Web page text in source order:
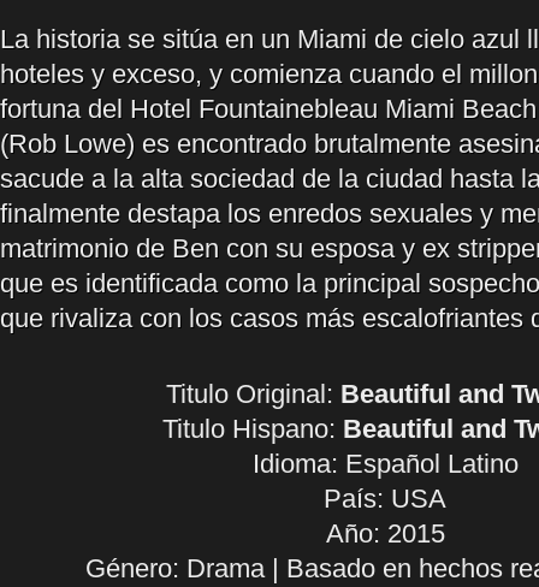
La historia se sitúa en un Miami de cielo azul
hoteles y exceso, y comienza cuando el
fortuna del Hotel Fountainebleau Miami
(Rob Lowe) es encontrado brutalmente
sacude a la alta sociedad de la ciudad hasta
finalmente destapa los enredos sexuales y
matrimonio de Ben con su esposa y ex
que es identificada como la principal
que rivaliza con los casos más escalofriantes
Titulo Original: Beautiful and
Titulo Hispano: Beautiful and
Idioma: Español Latino
País: USA
Año: 2015
Género: Drama | Basado en hechos